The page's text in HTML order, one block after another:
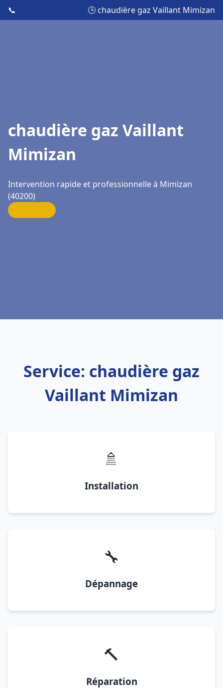
📞 🕒 chaudière gaz Vaillant Mimizan
chaudière gaz Vaillant
Mimizan
Intervention rapide et professionnelle à Mimizan
(40200)
Service: chaudière gaz
Vaillant Mimizan
🚿
Installation
🔧
Dépannage
🔨
Réparation